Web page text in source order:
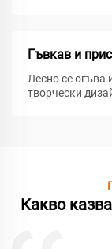
Гъвкав и
Лесно се огъва
творчески
Какво